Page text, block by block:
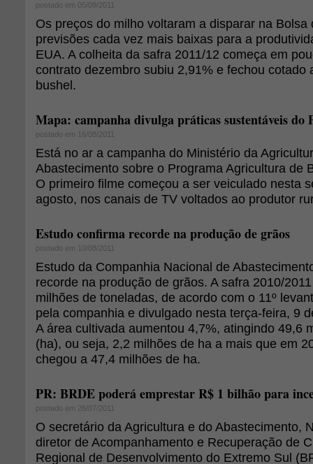
postado em 05/09/2011
Os preços do milho voltaram a disparar na Bolsa
previsões cada vez mais baixas para a
EUA. A colheita da safra 2011/12 começa em
contrato dezembro subiu 2,91% e fechou cotado
bushel.
Mapa: campanha divulga práticas sustentáveis do
postado em 16/08/2011
Está no ar a campanha do Ministério da
Abastecimento sobre o Programa Agricultura de
O primeiro filme começou a ser veiculado nesta
agosto, nos canais de TV voltados ao produtor
Estudo confirma recorde na produção de grãos
postado em 10/08/2011
Estudo da Companhia Nacional de
recorde na produção de grãos. A safra 2010/
milhões de toneladas, de acordo com o 11º
pela companhia e divulgado nesta terça-feira, 9
A área cultivada aumentou 4,7%, atingindo 49,6
(ha), ou seja, 2,2 milhões de ha a mais que em
chegou a 47,4 milhões de ha.
PR: BRDE poderá emprestar R$ 1 bilhão para
postado em 26/07/2011
O secretário da Agricultura e do Abastecimento,
diretor de Acompanhamento e Recuperação de
Regional de Desenvolvimento do Extremo Sul